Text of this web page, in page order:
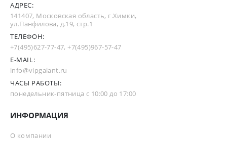
АДРЕС:
141407, Московская область, г.Химки,
ул.Панфилова, д.19, стр.1
ТЕЛЕФОН:
+7(495)627-77-47,+7(495)967-57-47
E-MAIL:
info@vipgalant.ru
ЧАСЫ РАБОТЫ:
понедельник-пятница с 10:00 до 17:00
ИНФОРМАЦИЯ
О компании